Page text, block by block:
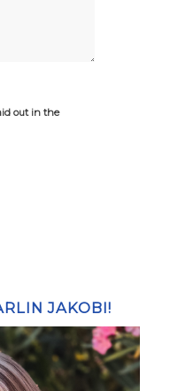
out in the
JAKOBI!